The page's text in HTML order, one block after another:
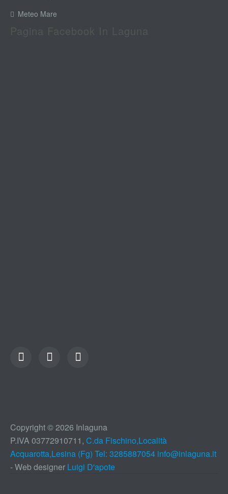
Meteo Mare
Copyright © 2026 Inlaguna
P.IVA 03772910711, C.da Fischino,Località
Acquarotta,Lesina (Fg) Tel: 3285887054 info@inlaguna.it
- Web designer Luigi D'apote